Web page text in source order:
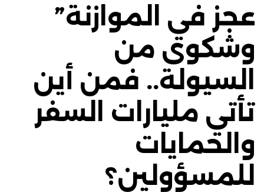
عجز في الموازنة”
وشكوى من
السيولة.. فمن أين
تأتي مليارات السفر
والحمايات
للمسؤولين؟